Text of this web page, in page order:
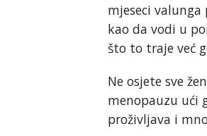
mjeseci
kao da vodi u
što to traje već
Ne osjete sve
menopauzu ući
proživljava i